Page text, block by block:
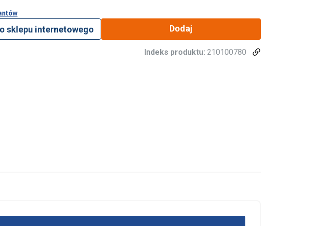
sklepu internetowego Dodaj
Indeks produktu: 210100780